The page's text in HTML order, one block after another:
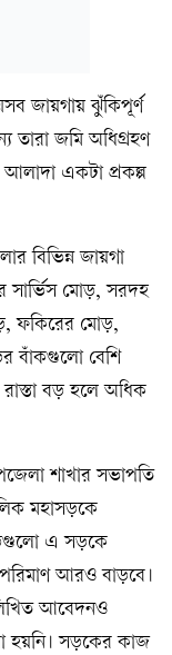
জায়গায় ঝুঁকিপূর্ণ
তারা জমি অধিগ্রহণ
একটা প্রকল্প
বিভিন্ন জায়গা
সার্ভিস মোড়, সরদহ
ফকিরের মোড়,
বাঁকগুলো বেশি
বড় হলে অধিক
শাখার সভাপতি
মহাসড়কে
এ সড়কে
আরও বাড়বে।
আবেদনও
হয়নি। সড়কের কাজ